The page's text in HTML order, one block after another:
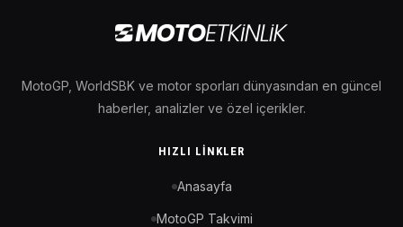
MotoGP, WorldSBK ve motor sporları dünyasından en güncel
haberler, analizler ve özel içerikler.
HIZLI LINKLER
Anasayfa
MotoGP Takvimi